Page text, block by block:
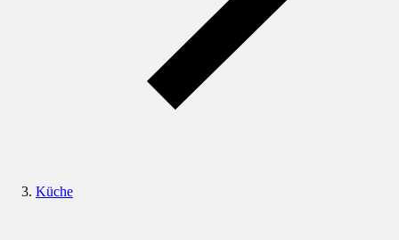
Küche